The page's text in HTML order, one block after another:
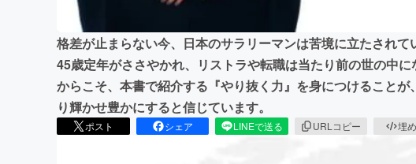
格差が止まらない今、日本のサラリーマンは苦境に立たされて
45歳定年がささやかれ、リストラや転職は当たり前の世の中
からこそ、本書で紹介する『やり抜く力』を身につけること
り輝かせ豊かにすると信じています。
ポスト シェア LINEで送る URLコピー 埋